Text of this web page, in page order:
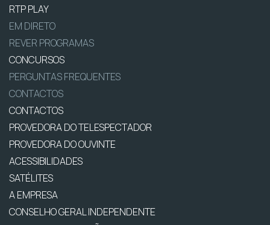
RTP PLAY
EM DIRETO
REVER PROGRAMAS
CONCURSOS
PERGUNTAS FREQUENTES
CONTACTOS
CONTACTOS
PROVEDORA DO TELESPECTADOR
PROVEDORA DO OUVINTE
ACESSIBILIDADES
SATÉLITES
A EMPRESA
CONSELHO GERAL INDEPENDENTE